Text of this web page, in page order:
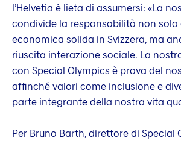
l’Helvetia è lieta di assumersi: «La
condivide la responsabilità non
economica solida in Svizzera, ma
riuscita interazione sociale. La
con Special Olympics è prova del
affinché valori come inclusione e
parte integrante della nostra vita
Per Bruno Barth, direttore di Special